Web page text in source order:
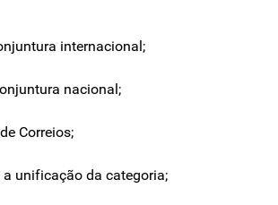
internacional;
nacional;
Correios;
a unificação da categoria;